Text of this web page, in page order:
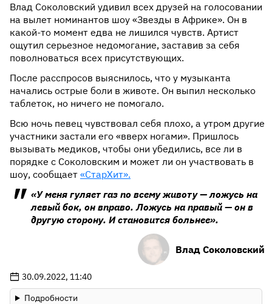
Влад Соколовский удивил всех друзей на голосовании
на вылет номинантов шоу «Звезды в Африке». Он в
какой-то момент едва не лишился чувств. Артист
ощутил серьезное недомогание, заставив за себя
поволноваться всех присутствующих.
После расспросов выяснилось, что у музыканта
начались острые боли в животе. Он выпил несколько
таблеток, но ничего не помогало.
Всю ночь певец чувствовал себя плохо, а утром другие
участники застали его «вверх ногами». Пришлось
вызывать медиков, чтобы они убедились, все ли в
порядке с Соколовским и может ли он участвовать в
шоу, сообщает «СтарХит».
«У меня гуляет газ по всему животу — ложусь на
левый бок, он вправо. Ложусь на правый — он в
другую сторону. И становится больнее».
Влад Соколовский
30.09.2022, 11:40
Подробности